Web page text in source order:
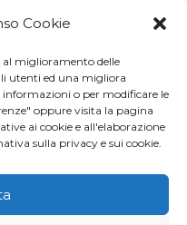
Cookie
al miglioramento delle
utenti ed una migliora
o per modificare le
oppure visita la pagina
ai cookie e all'elaborazione
sulla privacy e sui cookie.